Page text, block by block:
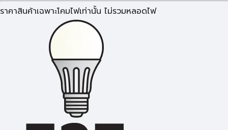
ราคาสินค้าเฉพาะโคมไฟเท่านั้น ไม่รวมหลอดไฟ